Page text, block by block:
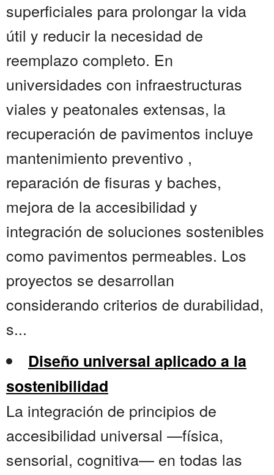
superficiales para prolongar la vida
útil y reducir la necesidad de
reemplazo completo. En
universidades con infraestructuras
viales y peatonales extensas, la
recuperación de pavimentos incluye
mantenimiento preventivo ,
reparación de fisuras y baches,
mejora de la accesibilidad y
integración de soluciones sostenibles
como pavimentos permeables. Los
proyectos se desarrollan
considerando criterios de durabilidad,
s...
Diseño universal aplicado a la
sostenibilidad
La integración de principios de
accesibilidad universal —física,
sensorial, cognitiva— en todas las